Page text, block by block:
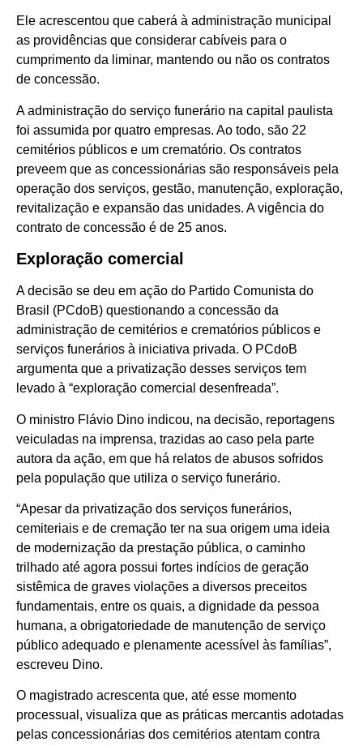
Ele acrescentou que caberá à administração municipal
as providências que considerar cabíveis para o
cumprimento da liminar, mantendo ou não os contratos
de concessão.
A administração do serviço funerário na capital paulista
foi assumida por quatro empresas. Ao todo, são 22
cemitérios públicos e um crematório. Os contratos
preveem que as concessionárias são responsáveis pela
operação dos serviços, gestão, manutenção, exploração,
revitalização e expansão das unidades. A vigência do
contrato de concessão é de 25 anos.
Exploração comercial
A decisão se deu em ação do Partido Comunista do
Brasil (PCdoB) questionando a concessão da
administração de cemitérios e crematórios públicos e
serviços funerários à iniciativa privada. O PCdoB
argumenta que a privatização desses serviços tem
levado à “exploração comercial desenfreada”.
O ministro Flávio Dino indicou, na decisão, reportagens
veiculadas na imprensa, trazidas ao caso pela parte
autora da ação, em que há relatos de abusos sofridos
pela população que utiliza o serviço funerário.
“Apesar da privatização dos serviços funerários,
cemiteriais e de cremação ter na sua origem uma ideia
de modernização da prestação pública, o caminho
trilhado até agora possui fortes indícios de geração
sistêmica de graves violações a diversos preceitos
fundamentais, entre os quais, a dignidade da pessoa
humana, a obrigatoriedade de manutenção de serviço
público adequado e plenamente acessível às famílias”,
escreveu Dino.
O magistrado acrescenta que, até esse momento
processual, visualiza que as práticas mercantis adotadas
pelas concessionárias dos cemitérios atentam contra